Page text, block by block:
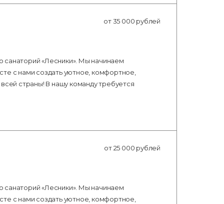
от 35 000 рублей
«Лесники». Мы начинаем
с нами создать уютное, комфортное,
страны! В нашу команду требуется
от 25 000 рублей
«Лесники». Мы начинаем
с нами создать уютное, комфортное,